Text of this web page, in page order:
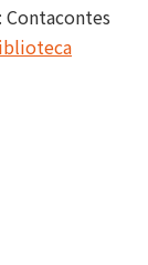
: Contacontes